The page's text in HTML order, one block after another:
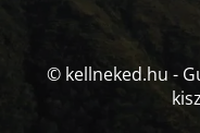
© kellneked.hu -